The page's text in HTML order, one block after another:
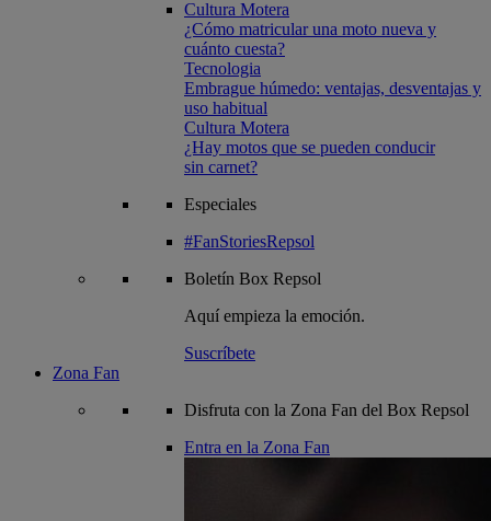
Cultura Motera
¿Cómo matricular una moto nueva y
cuánto cuesta?
Tecnologia
Embrague húmedo: ventajas, desventajas y
uso habitual
Cultura Motera
¿Hay motos que se pueden conducir
sin carnet?
Especiales
#FanStoriesRepsol
Boletín Box Repsol
Aquí empieza la emoción.
Suscríbete
Zona Fan
Disfruta con la Zona Fan del Box Repsol
Entra en la Zona Fan